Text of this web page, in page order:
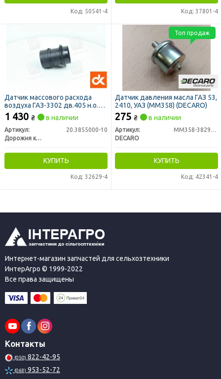
Код: 50541-4 Код: 37801-4
Датчик массового расхода
воздуха ГАЗ-3302 дв.405 н.о.
Евро-2 <ДК>
1 430 ₴ в наличии
Артикул:
20.3855000-10
Дорожня карта
КУПИТЬ
Код: 32629-4
Датчик давления масла ГАЗ 53,
2410, УАЗ (ММ358) (DECARO)
275 ₴ в наличии
Артикул:
ММ358-3829010
DECARO
КУПИТЬ
Код: 42341-4
Топ продаж
Интернет-магазин запчастей для сельхозтехники
ИнтерАгро © 1999-2022
Все права защищены
Контакты
(050) 822-42-95
(068) 953-52-72